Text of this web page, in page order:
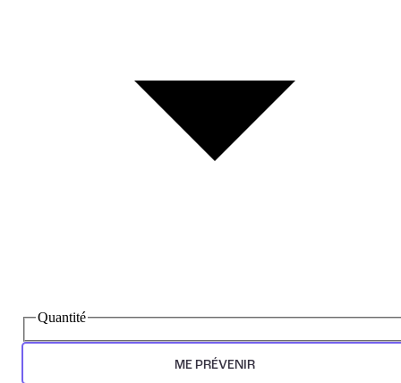
Quantité
ME PRÉVENIR